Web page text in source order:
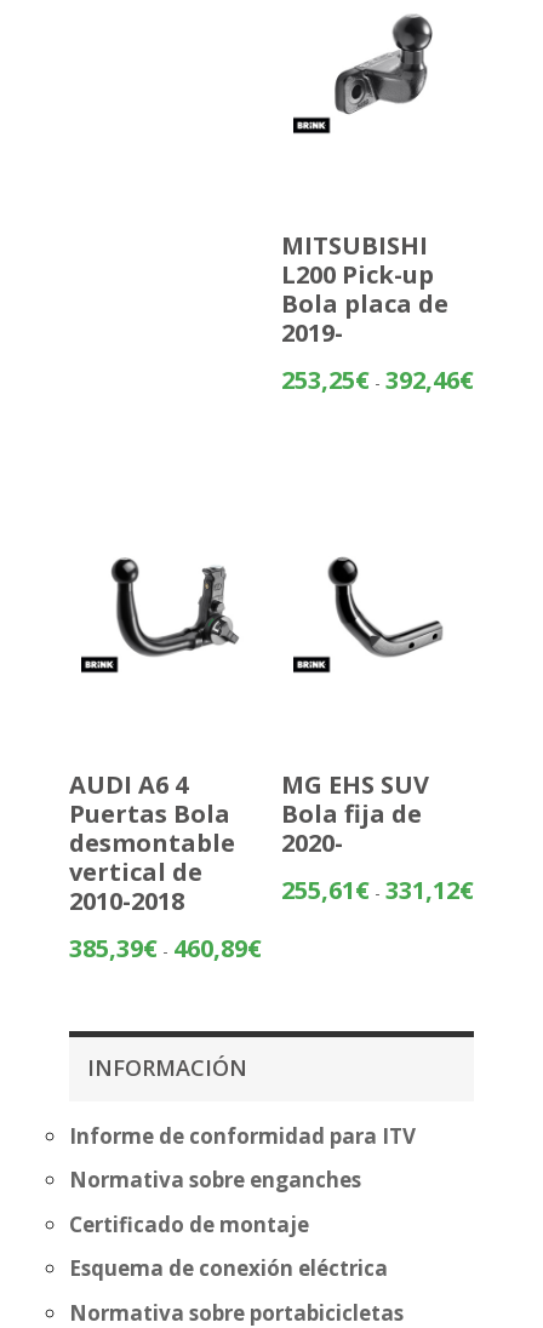
MITSUBISHI
L200 Pick-up
Bola placa de
2019-
253,25€ - 392,46€Rango
AUDI A6 4
Puertas Bola
desmontable
vertical de
2010-2018
385,39€ - 460,89€Rango
MG EHS SUV
Bola fija de
2020-
255,61€ - 331,12€Rango
INFORMACIÓN
Informe de conformidad para ITV
Normativa sobre enganches
Certificado de montaje
Esquema de conexión eléctrica
Normativa sobre portabicicletas